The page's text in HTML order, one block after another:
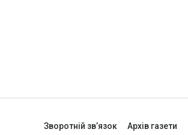
Зворотній зв’язок Архів газети